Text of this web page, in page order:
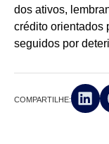
dos ativos,
crédito orientados
seguidos por
COMPARTILHE: